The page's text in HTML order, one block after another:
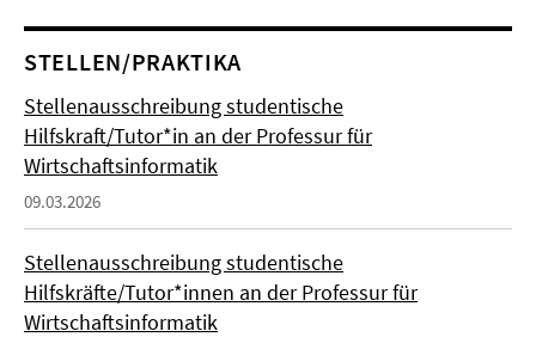
STELLEN/PRAKTIKA
Stellenausschreibung studentische
Hilfskraft/Tutor*in an der Professur für
Wirtschaftsinformatik
09.03.2026
Stellenausschreibung studentische
Hilfskräfte/Tutor*innen an der Professur für
Wirtschaftsinformatik